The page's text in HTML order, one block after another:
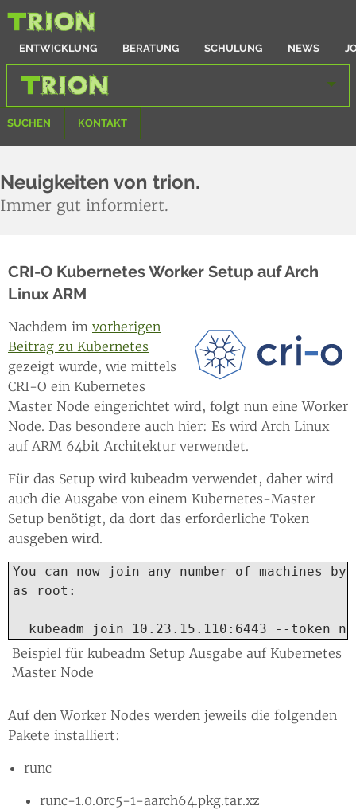
ENTWICKLUNG BERATUNG SCHULUNG NEWS
SUCHEN KONTAKT
Neuigkeiten von trion.
Immer gut informiert.
CRI-O Kubernetes Worker Setup auf Arch
Linux ARM
Nachdem im vorherigen
Beitrag zu Kubernetes
gezeigt wurde, wie mittels
CRI-O ein Kubernetes
Master Node eingerichtet wird, folgt nun eine Worker
Node. Das besondere auch hier: Es wird Arch Linux
auf ARM 64bit Architektur verwendet.
Für das Setup wird kubeadm verwendet, daher wird
auch die Ausgabe von einem Kubernetes-Master
Setup benötigt, da dort das erforderliche Token
ausgeben wird.
Beispiel für kubeadm Setup Ausgabe auf Kubernetes
Master Node
You can now join any number of machines
as root:
kubeadm join 10.23.15.110:6443 --token
Auf den Worker Nodes werden jeweils die folgenden
Pakete installiert:
runc
runc-1.0.0rc5-1-aarch64.pkg.tar.xz